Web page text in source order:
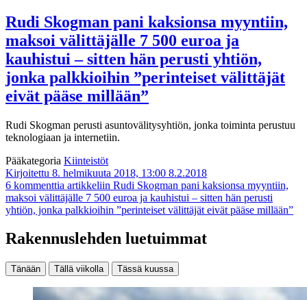
Rudi Skogman pani kaksionsa myyntiin,
maksoi välittäjälle 7 500 euroa ja
kauhistui – sitten hän perusti yhtiön,
jonka palkkioihin ”perinteiset välittäjät
eivät pääse millään”
Rudi Skogman perusti asuntovälitysyhtiön, jonka toiminta perustuu
teknologiaan ja internetiin.
Pääkategoria Kiinteistöt
Kirjoitettu 8. helmikuuta 2018, 13:00 8.2.2018
6 kommenttia artikkeliin Rudi Skogman pani kaksionsa myyntiin,
maksoi välittäjälle 7 500 euroa ja kauhistui – sitten hän perusti
yhtiön, jonka palkkioihin ”perinteiset välittäjät eivät pääse millään”
Rakennuslehden luetuimmat
Tänään Tällä viikolla Tässä kuussa